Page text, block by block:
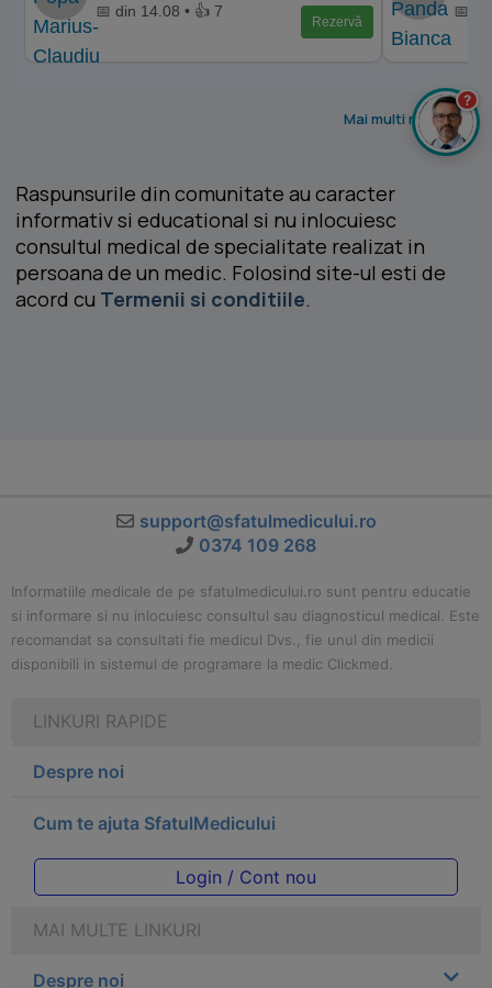
📅 din 14.08 • 👍 7
Rezervă
📅
Mai multi medici >
Raspunsurile din comunitate au caracter
informativ si educational si nu inlocuiesc
consultul medical de specialitate realizat in
persoana de un medic. Folosind site-ul esti de
acord cu Termenii si conditiile.
support@sfatulmedicului.ro
0374 109 268
Informatiile medicale de pe sfatulmedicului.ro sunt pentru educatie
si informare si nu inlocuiesc consultul sau diagnosticul medical. Este
recomandat sa consultati fie medicul Dvs., fie unul din medicii
disponibili in sistemul de programare la medic Clickmed.
LINKURI RAPIDE
Despre noi
Cum te ajuta SfatulMedicului
Login / Cont nou
MAI MULTE LINKURI
Despre noi
?